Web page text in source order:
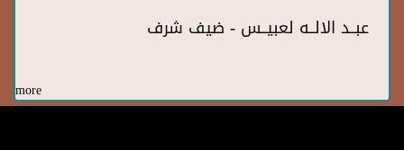
عبــد الالــه لعبيــس - ضيف شرف
more